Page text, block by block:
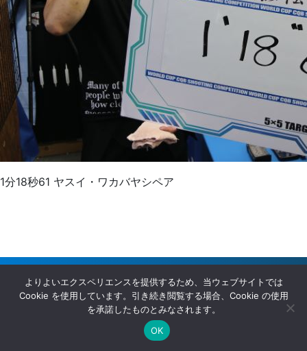
1分18秒61 ヤスイ・ワカバヤシペア
Copyright © G＆GJAPAN｜ミリタリー・軍用品輸入代理店 All
rights resereved.
よりよいエクスペリエンスを提供するため、当ウェブサイトでは
Cookie を使用しています。引き続き閲覧する場合、Cookie の使用
を承諾したものとみなされます。
OK